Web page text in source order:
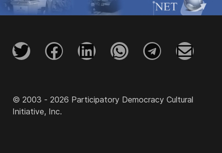
© 2003 - 2026 Participatory Democracy Cultural
Initiative, Inc.